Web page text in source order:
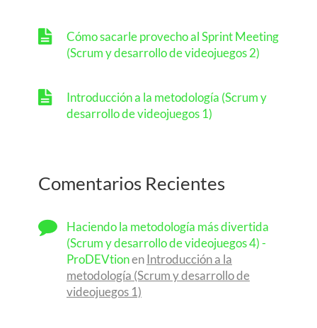
Cómo sacarle provecho al Sprint Meeting
(Scrum y desarrollo de videojuegos 2)
Introducción a la metodología (Scrum y
desarrollo de videojuegos 1)
Comentarios Recientes
Haciendo la metodología más divertida
(Scrum y desarrollo de videojuegos 4) -
ProDEVtionenIntroducción a la
metodología (Scrum y desarrollo de
videojuegos 1)